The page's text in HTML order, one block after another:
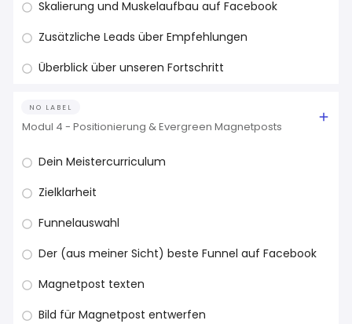
Skalierung und Muskelaufbau auf Facebook
Zusätzliche Leads über Empfehlungen
Überblick über unseren Fortschritt
NO LABEL
Modul 4 - Positionierung & Evergreen Magnetposts
Dein Meistercurriculum
Zielklarheit
Funnelauswahl
Der (aus meiner Sicht) beste Funnel auf Facebook
Magnetpost texten
Bild für Magnetpost entwerfen